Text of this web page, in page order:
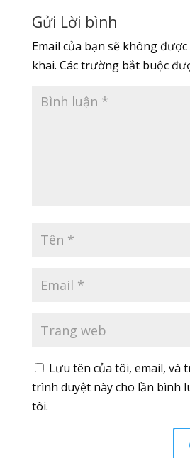
Gửi Lời bình
Email của bạn sẽ không
khai. Các trường bắt buộc
Lưu tên của tôi, email, và
trình duyệt này cho lần bình
tôi.